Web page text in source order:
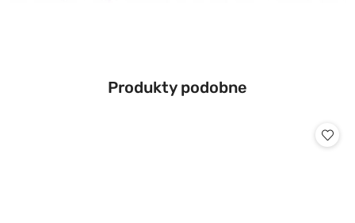
Pomiń karuzelę produktów
Produkty
Produkty podobne